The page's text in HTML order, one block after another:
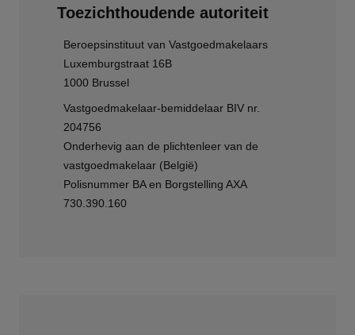
Toezichthoudende autoriteit
Beroepsinstituut van Vastgoedmakelaars
Luxemburgstraat 16B
1000 Brussel
Vastgoedmakelaar-bemiddelaar BIV nr.
204756
Onderhevig aan de plichtenleer van de
vastgoedmakelaar (België)
Polisnummer BA en Borgstelling AXA
730.390.160